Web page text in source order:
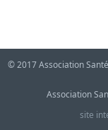
© 2017 Association
Association
site